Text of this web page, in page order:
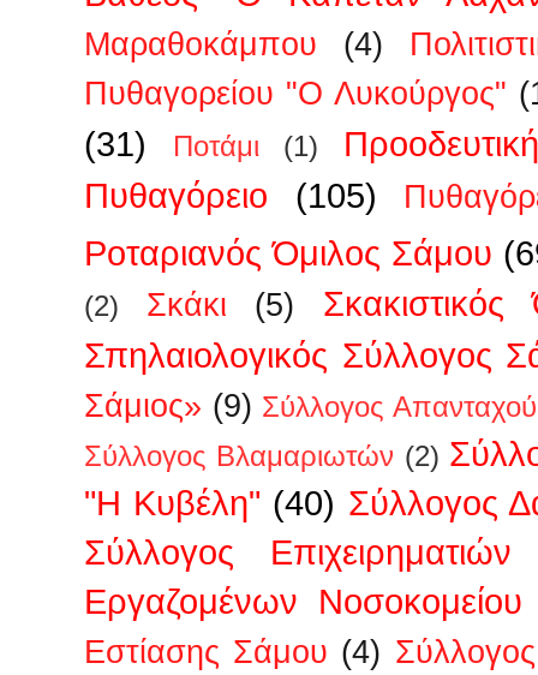
Μαραθοκάμπου (4)
Πυθαγορείου "Ο Λυκούργος"
(31) Ποτάμι (1)
Πυθαγόρειο
(105)
Ροταριανός Όμιλος Σάμου
(2) Σκάκι (5)
Σπηλαιολογικός Σύλλογος
Σάμιος» (9) Σύλλογος
Σύλλογος Βλαμαριωτών (2)
"Η Κυβέλη" (40) Σύλλογος
Σύλλογος
Εργαζομένων
Εστίασης Σάμου (4)